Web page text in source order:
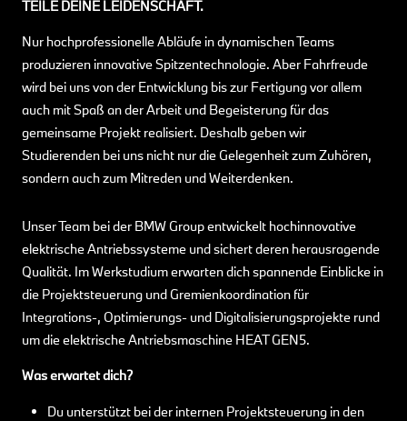
TEILE DEINE LEIDENSCHAFT.
Nur hochprofessionelle Abläufe in dynamischen Teams
produzieren innovative Spitzentechnologie. Aber Fahrfreude
wird bei uns von der Entwicklung bis zur Fertigung vor allem
auch mit Spaß an der Arbeit und Begeisterung für das
gemeinsame Projekt realisiert. Deshalb geben wir
Studierenden bei uns nicht nur die Gelegenheit zum Zuhören,
sondern auch zum Mitreden und Weiterdenken.
Unser Team bei der BMW Group entwickelt hochinnovative
elektrische Antriebssysteme und sichert deren herausragende
Qualität. Im Werkstudium erwarten dich spannende Einblicke in
die Projektsteuerung und Gremienkoordination für
Integrations-, Optimierungs- und Digitalisierungsprojekte rund
um die elektrische Antriebsmaschine HEAT GEN5.
Was erwartet dich?
Du unterstützt bei der internen Projektsteuerung in den